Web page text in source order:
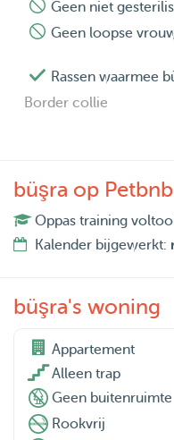
Geen niet
Geen loopse
Rassen waarmee
Border collie
büşra op Petbnb
Oppas training
Kalender bijgewerkt:
büşra's woning
Appartement
Alleen trap
Geen buitenruimte
Rookvrij